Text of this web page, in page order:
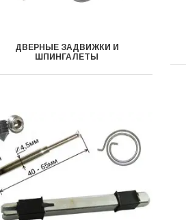
ДВЕРНЫЕ ЗАДВИЖКИ И
ШПИНГАЛЕТЫ